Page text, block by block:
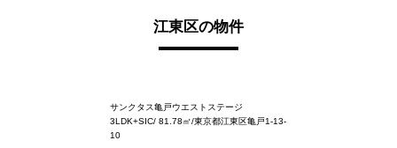
江東区の物件
サンクタス亀戸ウエストステージ
3LDK+SIC/ 81.78㎡/東京都江東区亀戸1-13-
10